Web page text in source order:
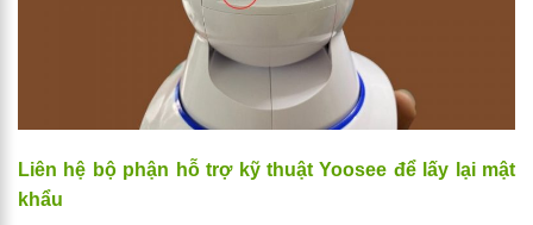
Liên hệ bộ phận hỗ trợ kỹ thuật Yoosee để lấy lại mật
khẩu